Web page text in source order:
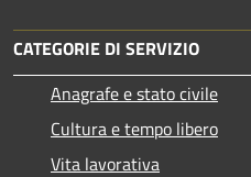
CATEGORIE DI SERVIZIO
Anagrafe e stato civile
Cultura e tempo libero
Vita lavorativa